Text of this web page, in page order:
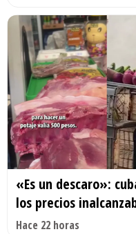
«Es un descaro»:
los precios
Hace 22 horas